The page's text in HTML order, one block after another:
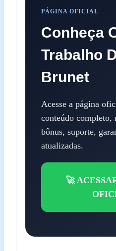
PÁGINA OFICIAL
Conheça
Trabalho
Brunet
Acesse a página
conteúdo completo,
bônus, suporte,
atualizadas.
🚀